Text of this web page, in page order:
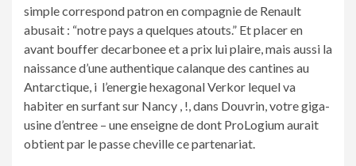
simple correspond patron en compagnie de Renault
abusait : “notre pays a quelques atouts.” Et placer en
avant bouffer decarbonee et a prix lui plaire, mais aussi la
naissance d’une authentique calanque des cantines au
Antarctique, i l’energie hexagonal Verkor lequel va
habiter en surfant sur Nancy , !, dans Douvrin, votre giga-
usine d’entree – une enseigne de dont ProLogium aurait
obtient par le passe cheville ce partenariat.